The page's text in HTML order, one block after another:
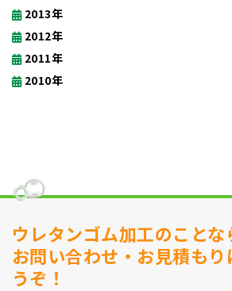
2013年
2012年
2011年
2010年
ウレタンゴム加工のことな
お問い合わせ・お見積も
うぞ！